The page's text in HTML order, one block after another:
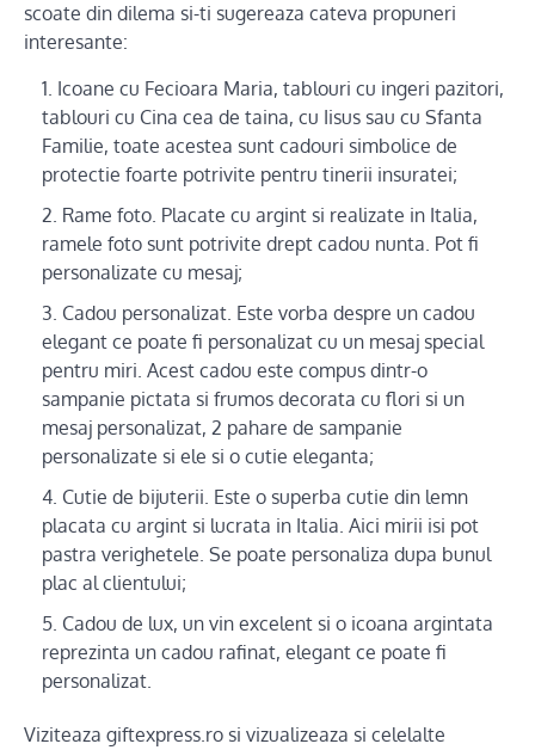
scoate din dilema si-ti sugereaza cateva propuneri
interesante:
Icoane cu Fecioara Maria, tablouri cu ingeri pazitori,
tablouri cu Cina cea de taina, cu Iisus sau cu Sfanta
Familie, toate acestea sunt cadouri simbolice de
protectie foarte potrivite pentru tinerii insuratei;
Rame foto. Placate cu argint si realizate in Italia,
ramele foto sunt potrivite drept cadou nunta. Pot fi
personalizate cu mesaj;
Cadou personalizat. Este vorba despre un cadou
elegant ce poate fi personalizat cu un mesaj special
pentru miri. Acest cadou este compus dintr-o
sampanie pictata si frumos decorata cu flori si un
mesaj personalizat, 2 pahare de sampanie
personalizate si ele si o cutie eleganta;
Cutie de bijuterii. Este o superba cutie din lemn
placata cu argint si lucrata in Italia. Aici mirii isi pot
pastra verighetele. Se poate personaliza dupa bunul
plac al clientului;
Cadou de lux, un vin excelent si o icoana argintata
reprezinta un cadou rafinat, elegant ce poate fi
personalizat.
Viziteaza giftexpress.ro si vizualizeaza si celelalte